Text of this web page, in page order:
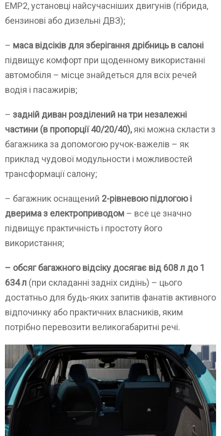
ЕМР2, установці найсучасніших двигунів (гібрида,
бензинові або дизельні ДВЗ);
– маса відсіків для зберігання дрібниць в салоні
підвищує комфорт при щоденному використанні
автомобіля – місце знайдеться для всіх речей
водія і пасажирів;
– задній диван розділений на три незалежні
частини (в пропорції 40/20/40),які можна скласти з
багажника за допомогою ручок-важелів – як
приклад чудової модульности і можливостей
трансформації салону;
– багажник оснащений 2-рівневою підлогою і
дверима з електроприводом – все це значно
підвищує практичність і простоту його
використання;
– обсяг багажного відсіку досягає від 608 л до 1
634 л (при складанні задніх сидінь) – цього
достатньо для будь-яких запитів фанатів активного
відпочинку або практичних власників, яким
потрібно перевозити великогабаритні речі.